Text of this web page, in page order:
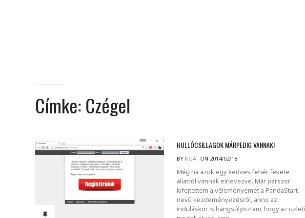
Címke: Czégel
HULLÓCSILLAGOK MÁRPEDIG VANNAK!
BY KGA ON 2014/02/18
Még ha azok egy kedves fehér fekete
állatról vannak elnevezve. Már párszor
kifejtettem a véleményemet a PandaStart
nevű kezdeményezésről, anno az
induláskor is hangsúlyoztam, hogy az üzleti